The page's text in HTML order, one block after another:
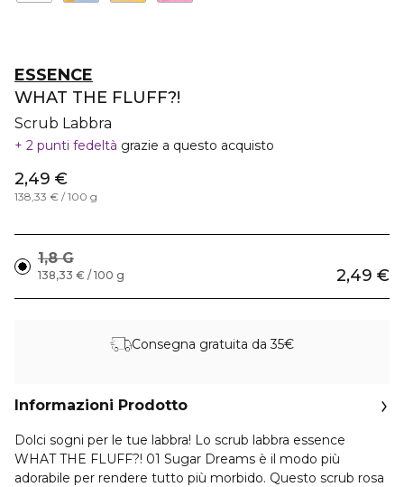
ESSENCE
WHAT THE FLUFF?!
Scrub Labbra
2 punti fedeltà grazie a questo acquisto
2,49 €
138,33 € / 100 g
1,8 G
2,49 €
138,33 € / 100 g
Consegna gratuita da 35€
Informazioni Prodotto
Dolci sogni per le tue labbra! Lo scrub labbra essence
WHAT THE FLUFF?! 01 Sugar Dreams è il modo più
adorabile per rendere tutto più morbido. Questo scrub rosa